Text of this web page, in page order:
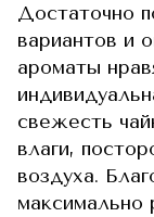
Достаточно
вариантов и
ароматы
свежесть
влаги,
воздуха.
максимально